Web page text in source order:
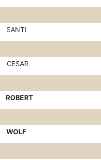
SANTI
CESAR
ROBERT
WOLF